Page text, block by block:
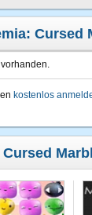
Cursed
kostenlos